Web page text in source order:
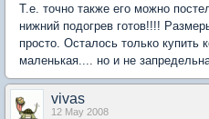
Т.е. точно также его можно
нижний подогрев готов!!!!
просто. Осталось только купить
маленькая.... но и не
vivas
12 May 2008